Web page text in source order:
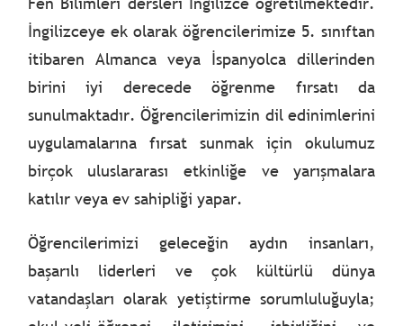
İngilizceye ek olarak öğrencilerimize 5. sınıftan
itibaren Almanca veya İspanyolca dillerinden
birini iyi derecede öğrenme fırsatı da
sunulmaktadır. Öğrencilerimizin dil edinimlerini
uygulamalarına fırsat sunmak için okulumuz
birçok uluslararası etkinliğe ve yarışmalara
katılır veya ev sahipliği yapar.
Öğrencilerimizi geleceğin aydın insanları,
başarılı liderleri ve çok kültürlü dünya
vatandaşları olarak yetiştirme sorumluluğuyla;